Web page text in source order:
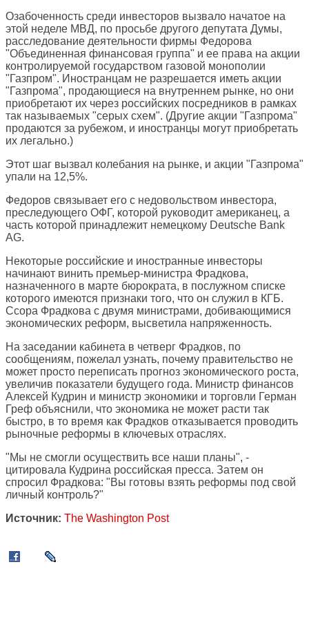
Озабоченность среди инвесторов вызвало начатое на
этой неделе МВД, по просьбе другого депутата Думы,
расследование деятельности фирмы Федорова
"Объединенная финансовая группа" и ее права на акции
контролируемой государством газовой монополии
"Газпром". Иностранцам не разрешается иметь акции
"Газпрома", продающиеся на внутреннем рынке, но они
приобретают их через российских посредников в рамках
так называемых "серых схем". (Другие акции "Газпрома"
продаются за рубежом, и иностранцы могут приобретать
их легально.)
Этот шаг вызвал колебания на рынке, и акции "Газпрома"
упали на 12,5%.
Федоров связывает его с недовольством инвестора,
преследующего ОФГ, которой руководит американец, а
часть которой принадлежит немецкому Deutsche Bank
AG.
Некоторые российские и иностранные инвесторы
начинают винить премьер-министра Фрадкова,
назначенного в марте бюрократа, в послужном списке
которого имеются признаки того, что он служил в КГБ.
Ссора Фрадкова с двумя министрами, добивающимися
экономических реформ, высветила напряженность.
На заседании кабинета в четверг Фрадков, по
сообщениям, пожелал узнать, почему правительство не
может просто переписать прогноз экономического роста,
увеличив показатели будущего года. Министр финансов
Алексей Кудрин и министр экономики и торговли Герман
Греф объяснили, что экономика не может расти так
быстро, в то время как Фрадков отказывается проводить
рыночные реформы в ключевых отраслях.
"Мы не смогли осуществить все наши планы", -
цитировала Кудрина российская пресса. Затем он
спросил Фрадкова: "Вы готовы взять реформы под свой
личный контроль?"
Источник: The Washington Post